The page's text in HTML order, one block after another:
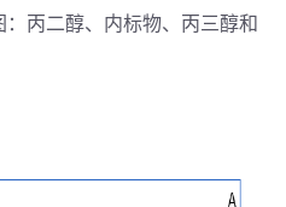
丙二醇、内标物、丙三醇和